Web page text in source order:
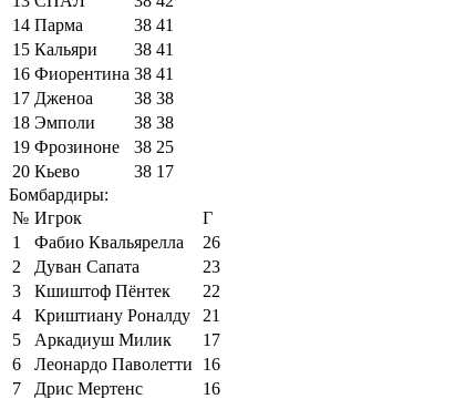
14 Парма 38 41
15 Кальяри 38 41
16 Фиорентина 38 41
17 Дженоа 38 38
18 Эмполи 38 38
19 Фрозиноне 38 25
20 Кьево 38 17
Бомбардиры:
№ Игрок
Г
1
Фабио Квальярелла
26
2
Дуван Сапата
23
3
Кшиштоф Пёнтек
22
4
Криштиану Роналду
21
5
Аркадиуш Милик
17
6
Леонардо Паволетти
16
7
Дрис Мертенс
16